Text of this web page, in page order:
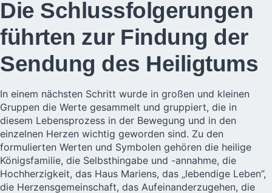
Die Schlussfolgerungen
führten zur Findung der
Sendung des Heiligtums
In einem nächsten Schritt wurde in großen und kleinen
Gruppen die Werte gesammelt und gruppiert, die in
diesem Lebensprozess in der Bewegung und in den
einzelnen Herzen wichtig geworden sind. Zu den
formulierten Werten und Symbolen gehören die heilige
Königsfamilie, die Selbsthingabe und -annahme, die
Hochherzigkeit, das Haus Mariens, das „lebendige Leben”,
die Herzensgemeinschaft, das Aufeinanderzugehen, die